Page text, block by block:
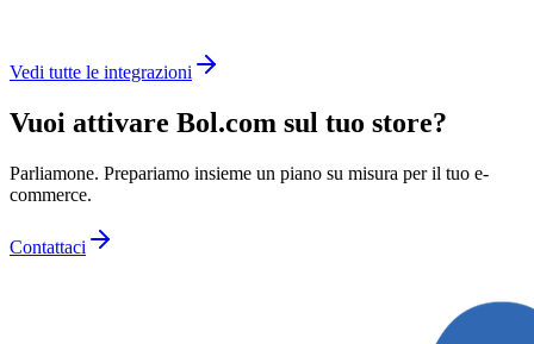
Vedi tutte le integrazioni
Vuoi attivare Bol.com sul tuo store?
Parliamone. Prepariamo insieme un piano su misura per il tuo e-
commerce.
Contattaci